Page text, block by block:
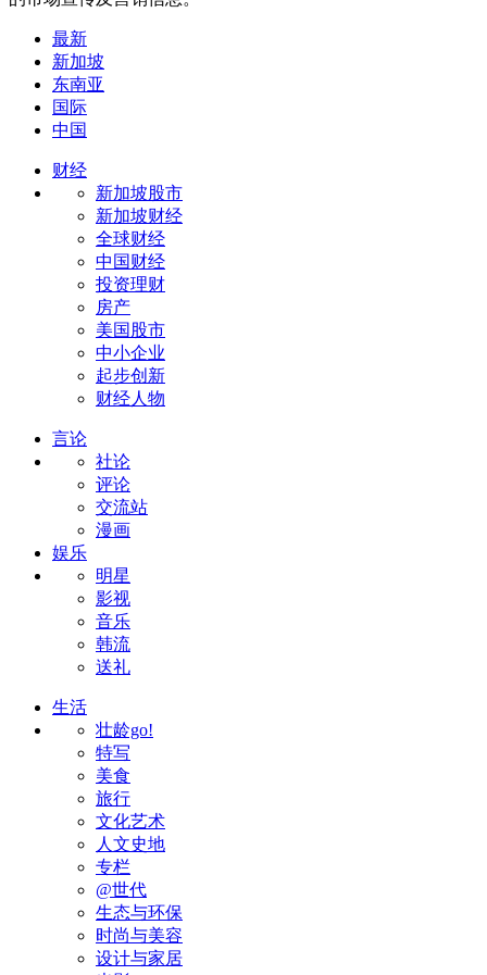
最新
新加坡
东南亚
国际
中国
财经
新加坡股市
新加坡财经
全球财经
中国财经
投资理财
房产
美国股市
中小企业
起步创新
财经人物
言论
社论
评论
交流站
漫画
娱乐
明星
影视
音乐
韩流
送礼
生活
壮龄go!
特写
美食
旅行
文化艺术
人文史地
专栏
@世代
生态与环保
时尚与美容
设计与家居